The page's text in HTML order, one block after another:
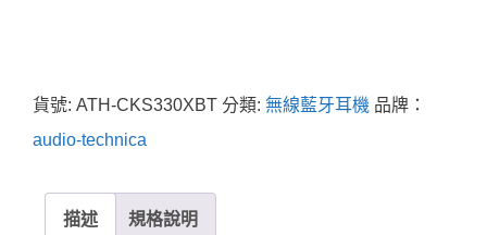
貨號: ATH-CKS330XBT 分類: 無線藍牙耳機 品牌：
audio-technica
描述 規格說明